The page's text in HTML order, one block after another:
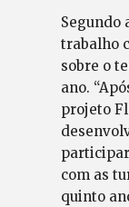
Segundo
trabalho
sobre o
ano.
projeto
com as
quinto